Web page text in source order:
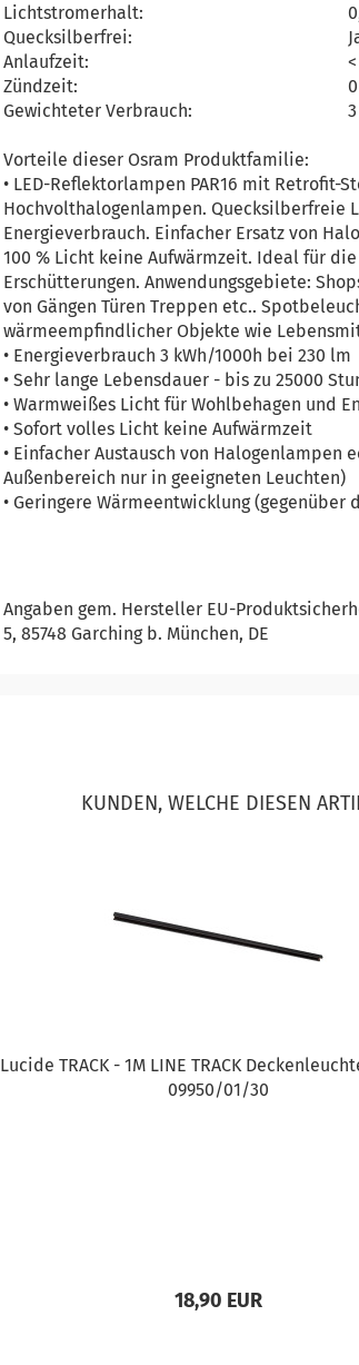
Lichtstromerhalt:
Quecksilberfrei:
Anlaufzeit:
Zündzeit:
Gewichteter Verbrauch:
Vorteile dieser Osram Produktfamilie:
• LED-Reflektorlampen PAR16 mit Retrofit-
Hochvolthalogenlampen. Quecksilberfreie
Energieverbrauch. Einfacher Ersatz von
100 % Licht keine Aufwärmzeit. Ideal für
Erschütterungen. Anwendungsgebiete:
von Gängen Türen Treppen etc..
wärmeempfindlicher Objekte wie
• Energieverbrauch 3 kWh/1000h bei 230 lm
• Sehr lange Lebensdauer - bis zu 25000
• Warmweißes Licht für Wohlbehagen und
• Sofort volles Licht keine Aufwärmzeit
• Einfacher Austausch von Halogenlampen
Außenbereich nur in geeigneten Leuchten)
• Geringere Wärmeentwicklung
Angaben gem. Hersteller EU-
5, 85748 Garching b. München, DE
KUNDEN, WELCHE DIESEN
Lucide TRACK - 1M LINE TRACK
09950/01/30
18,90 EUR